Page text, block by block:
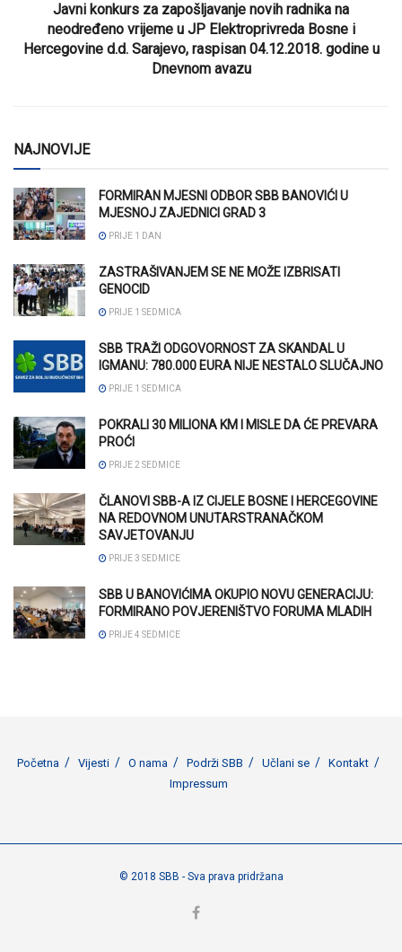
Javni konkurs za zapošljavanje novih radnika na
neodređeno vrijeme u JP Elektroprivreda Bosne i
Hercegovine d.d. Sarajevo, raspisan 04.12.2018. godine u
Dnevnom avazu
NAJNOVIJE
FORMIRAN MJESNI ODBOR SBB BANOVIĆI U
MJESNOJ ZAJEDNICI GRAD 3
PRIJE 1 DAN
ZASTRAŠIVANJEM SE NE MOŽE IZBRISATI
GENOCID
PRIJE 1 SEDMICA
SBB TRAŽI ODGOVORNOST ZA SKANDAL U
IGMANU: 780.000 EURA NIJE NESTALO SLUČAJNO
PRIJE 1 SEDMICA
POKRALI 30 MILIONA KM I MISLE DA ĆE PREVARA
PROĆI
PRIJE 2 SEDMICE
ČLANOVI SBB-A IZ CIJELE BOSNE I HERCEGOVINE
NA REDOVNOM UNUTARSTRANAČKOM
SAVJETOVANJU
PRIJE 3 SEDMICE
SBB U BANOVIĆIMA OKUPIO NOVU GENERACIJU:
FORMIRANO POVJERENIŠTVO FORUMA MLADIH
PRIJE 4 SEDMICE
Početna Vijesti O nama Podrži SBB Učlani se
Kontakt
Impressum
© 2018 SBB - Sva prava pridržana